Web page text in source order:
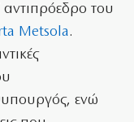
του
Metsola.
ενώ